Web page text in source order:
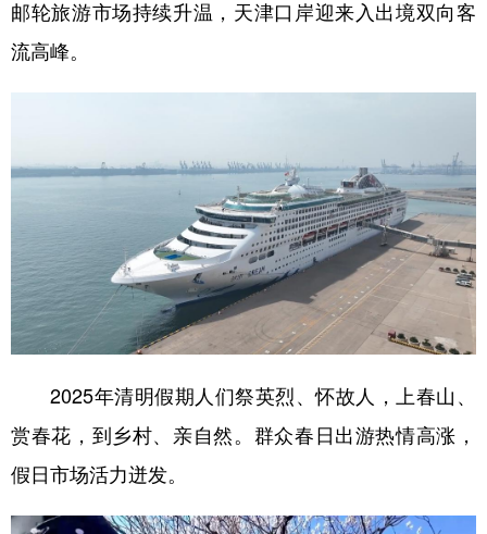
新疆
English Español Français عربى
Русский язык 日本語 한국어
Deutsch Português
邮轮旅游市场持续升温，天津口岸迎来入出境双向客
流高峰。
2025年清明假期人们祭英烈、怀故人，上春山、
赏春花，到乡村、亲自然。群众春日出游热情高涨，
假日市场活力迸发。